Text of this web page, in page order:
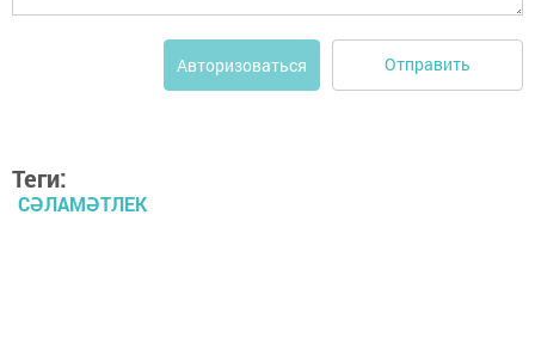
Авторизоваться Отправить
Теги:
СӘЛАМӘТЛЕК